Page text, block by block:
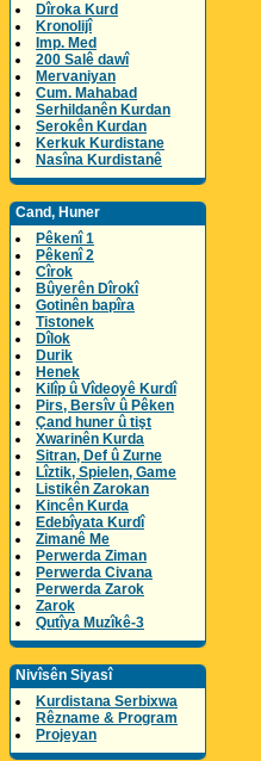
Dîroka Kurd
Kronolijî
Imp. Med
200 Salê dawî
Mervaniyan
Cum. Mahabad
Serhildanên Kurdan
Serokên Kurdan
Kerkuk Kurdistane
Nasîna Kurdistanê
Cand, Huner
Pêkenî 1
Pêkenî 2
Cîrok
Bûyerên Dîrokî
Gotinên bapîra
Tistonek
Dîlok
Durik
Henek
Kilîp û Vîdeoyê Kurdî
Pirs, Bersîv û Pêken
Çand huner û tişt
Xwarinên Kurda
Sitran, Def û Zurne
Lîztik, Spielen, Game
Listikên Zarokan
Kincên Kurda
Edebîyata Kurdî
Zimanê Me
Perwerda Ziman
Perwerda Civana
Perwerda Zarok
Zarok
Qutîya Muzîkê-3
Nivîsên Siyasî
Kurdistana Serbixwa
Rêzname & Program
Projeyan